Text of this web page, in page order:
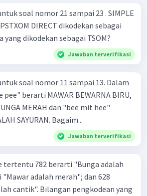
soal nomor 21 sampai 23 . SIMPLE
sebagai
mana yang dikodekan sebagai TSOM?
Jawaban terverifikasi
soal nomor 11 sampai 13. Dalam
berarti MAWAR BEWARNA BIRU,
MERAH dan "bee mit hee"
berarti BUNGA ADALAH SAYURAN. Bagaim...
Jawaban terverifikasi
tertentu 782 berarti "Bunga adalah
adalah merah"; dan 628
pengkodean yang